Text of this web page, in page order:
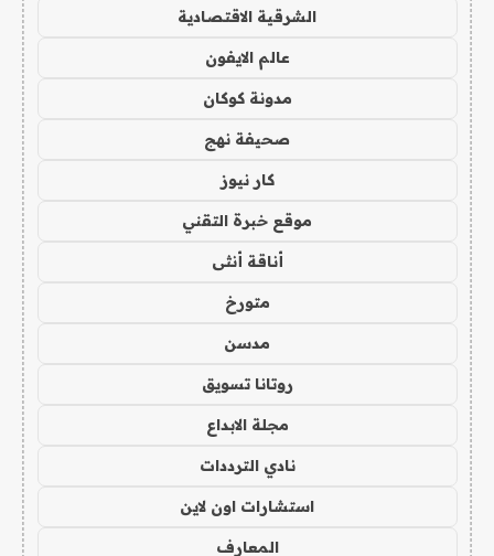
الشرقية الاقتصادية
عالم الايفون
مدونة كوكان
صحيفة نهج
كار نيوز
موقع خبرة التقني
أناقة أنثى
متورخ
مدسن
روتانا تسويق
مجلة الابداع
نادي الترددات
استشارات اون لاين
المعارف